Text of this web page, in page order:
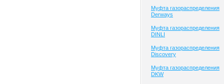
Муфта газораспределения
Derways
Муфта газораспределения
DINLI
Муфта газораспределения
Discovery
Муфта газораспределения
DKW